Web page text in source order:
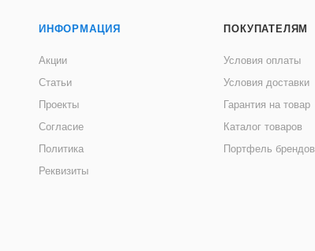
ИНФОРМАЦИЯ
Акции
Статьи
Проекты
Согласие
Политика
Реквизиты
ПОКУПАТЕЛЯМ
Условия оплаты
Условия доставки
Гарантия на товар
Каталог товаров
Портфель брендов